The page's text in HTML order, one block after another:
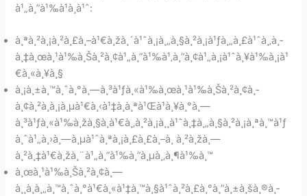
à¹„à¸”à¹‰à¹à¸à¹ˆ:
à¸ªà¸²à¸¡à¸²à¸£à¸–à¹€à¸žà¸´à¹ˆà¸¡à¸„à¸§à¸²à¸¡à¹ƒà¸„à¸£à¹ˆà¸‚à¸­
à¸‡à¸œà¸¹à¹‰à¸Šà¸²à¸¢à¹„à¸”à¹‰à¹‚à¸”à¸¢à¹„à¸¡à¹ˆà¸¥à¹‰à¸¡à¹
€à¸«à¸¥à¸§
à¸¡à¸±à¸™à¸ˆà¸°à¸—à¸³à¹ƒà¸«à¹‰à¸œà¸¹à¹‰à¸Šà¸²à¸¢à¸­
à¸¢à¸²à¸à¸¡à¸µà¹€à¸‹à¹‡à¸à¸ªà¹Œà¹à¸¥à¸°à¸—
à¸³à¹ƒà¸«à¹‰à¸žà¸§à¸à¹€à¸‚à¸²à¸¡à¸¸à¹ˆà¸‡à¸„à¸§à¸²à¸¡à¸ªà¸™à¹ƒ
à¸ˆà¹„à¸›à¸—à¸µà¹ˆà¸ªà¸¡à¸£à¸£à¸–à¸ à¸²à¸žà¸—
à¸²à¸‡à¹€à¸žà¸¨à¹„à¸”à¹‰à¸”à¸µà¸‚à¸¶à¹‰à¸™
à¸œà¸¹à¹‰à¸Šà¸²à¸¢à¸—
à¸¸à¸à¸„à¸™à¸ˆà¸°à¹€à¸«à¹‡à¸™à¸§à¹ˆà¸²à¸£à¸°à¸”à¸±à¸šà¸®à¸­